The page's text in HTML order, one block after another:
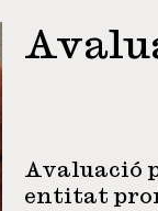
Avaluació
entitat